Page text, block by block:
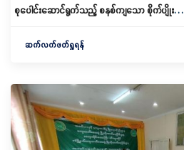
စုပေါင်းဆောင်ရွက်သည့် စနစ်ကျသော စိုက်ပျိုးရေး
ဆက်လက်ဖတ်ရှုရန်